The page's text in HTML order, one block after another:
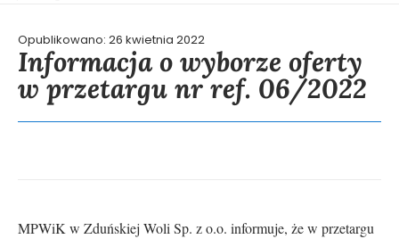
Opublikowano: 26 kwietnia 2022
Informacja o wyborze oferty
w przetargu nr ref. 06/2022
MPWiK w Zduńskiej Woli Sp. z o.o. informuje, że w przetargu